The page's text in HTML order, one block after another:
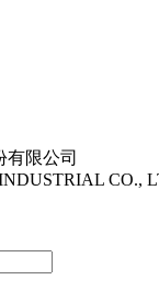
有限公司
CO.,